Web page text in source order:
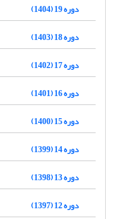
دوره 19 (1404)
دوره 18 (1403)
دوره 17 (1402)
دوره 16 (1401)
دوره 15 (1400)
دوره 14 (1399)
دوره 13 (1398)
دوره 12 (1397)